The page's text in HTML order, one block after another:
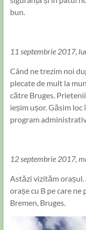
bun.
11 septembrie 2017,
Când ne trezim noi
plecate de mult la
către Bruges.
ieșim ușor. Găsim loc
program
12 septembrie 2017,
Astăzi vizităm orașul.
orașe cu B pe care ne
Bremen, Bruges.